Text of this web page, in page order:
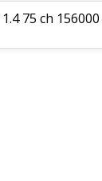
1.4 75 ch 156000